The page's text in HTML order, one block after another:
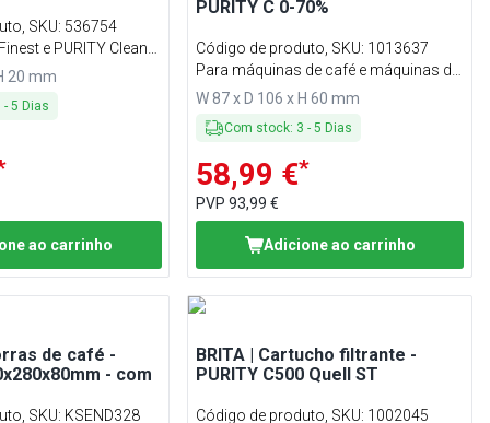
SKU: 536754
e PURITY Clean
20 mm
-5 Dias
ao carrinho
PURITY C 0-70%
Código de produto, SKU: 1013637
Para máquinas de café e máquinas de
venda automática
W 87 x D 106 x H 60 mm
Com stock: 3 - 5 Dias
58,99 €*
PVP 93,99 €
Adicione ao carrinho
de café -
- com
SKU: KSEND328
BRITA | Cartucho filtrante -
PURITY C500 Quell ST
Código de produto, SKU: 1002045